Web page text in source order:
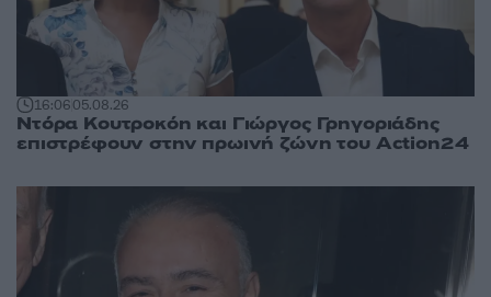
16:0605.08.26
Ντόρα Κουτροκόη και Γιώργος Γρηγοριάδης
επιστρέφουν στην πρωινή ζώνη του Action24